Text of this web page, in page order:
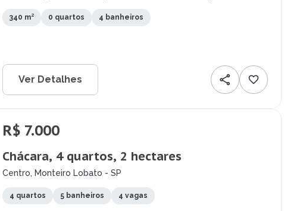
340 m² 0 quartos 4 banheiros
Ver Detalhes
R$ 7.000
Chácara, 4 quartos, 2 hectares
Centro, Monteiro Lobato - SP
4 quartos 5 banheiros 4 vagas